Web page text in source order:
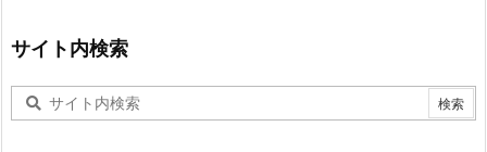
サイト内検索